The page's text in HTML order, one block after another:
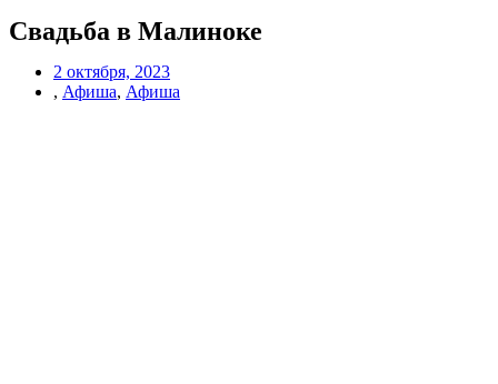
Свадьба в Малиноке
2 октября, 2023
, Афиша, Афиша